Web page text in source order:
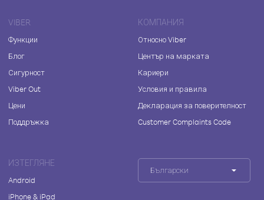
VIBER
Функции
Блог
Сигурност
Viber Out
Цени
Поддръжка
КОМПАНИЯ
Относно Viber
Център на марката
Кариери
Условия и правила
Декларация за поверителност
Customer Complaints Code
ИЗТЕГЛЯНЕ
Android
iPhone & iPad
Български